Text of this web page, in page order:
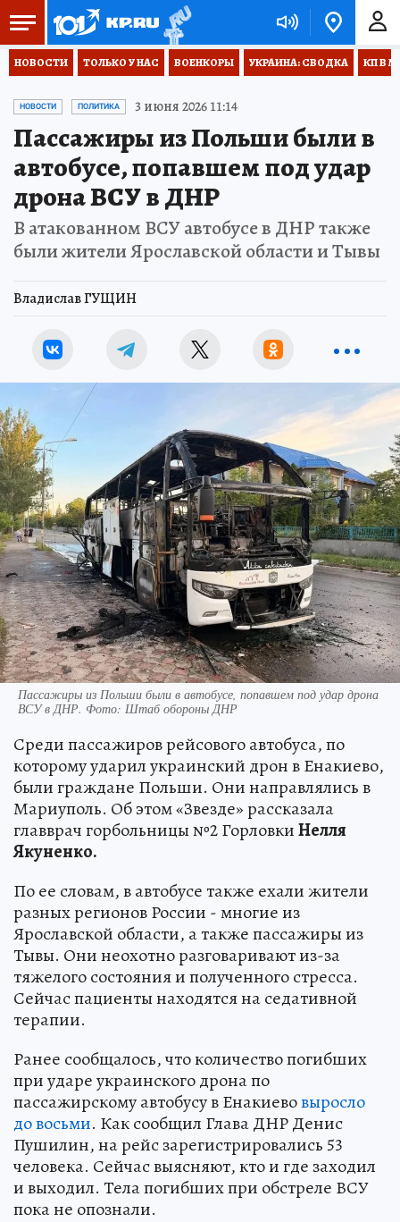
НОВОСТИ ТОЛЬКО У НАС ВОЕНКОРЫ УКРАИНА: СВОДКА КП В
НОВОСТИ ПОЛИТИКА 3 июня 2026 11:14
Пассажиры из Польши были в
автобусе, попавшем под удар
дрона ВСУ в ДНР
В атакованном ВСУ автобусе в ДНР также
были жители Ярославской области и Тывы
Владислав ГУЩИН
Пассажиры из Польши были в автобусе, попавшем под удар дрона
ВСУ в ДНР. Фото: Штаб обороны ДНР
Среди пассажиров рейсового автобуса, по
которому ударил украинский дрон в Енакиево,
были граждане Польши. Они направлялись в
Мариуполь. Об этом «Звезде» рассказала
главврач горбольницы №2 ГорловкиНелля
Якуненко.
По ее словам, в автобусе также ехали жители
разных регионов России - многие из
Ярославской области, а также пассажиры из
Тывы. Они неохотно разговаривают из-за
тяжелого состояния и полученного стресса.
Сейчас пациенты находятся на седативной
терапии.
Ранее сообщалось, что количество погибших
при ударе украинского дрона по
пассажирскому автобусу в Енакиевовыросло
до восьми. Как сообщил Глава ДНР Денис
Пушилин, на рейс зарегистрировались 53
человека. Сейчас выясняют, кто и где заходил
и выходил. Тела погибших при обстреле ВСУ
пока не опознали.